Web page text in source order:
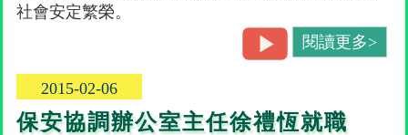
社會安定繁榮。
閱讀更多>
2015-02-06
保安協調辦公室主任徐禮恆就職